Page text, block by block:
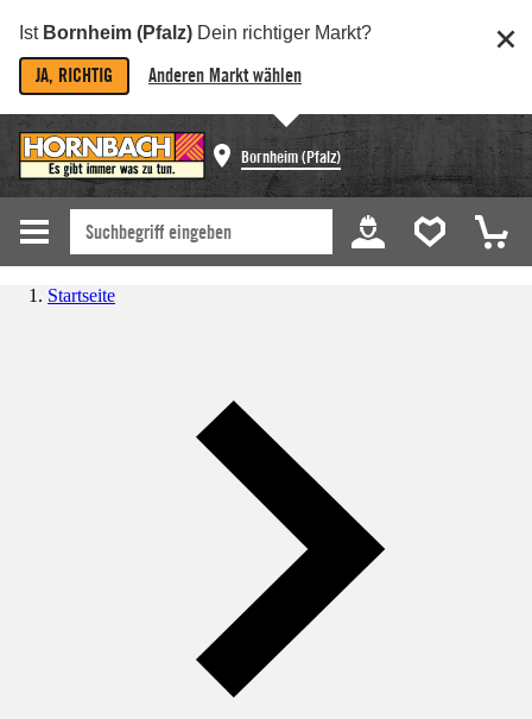
Ist Bornheim (Pfalz) Dein richtiger Markt?
JA, RICHTIG Anderen Markt wählen
Bornheim (Pfalz)
Startseite